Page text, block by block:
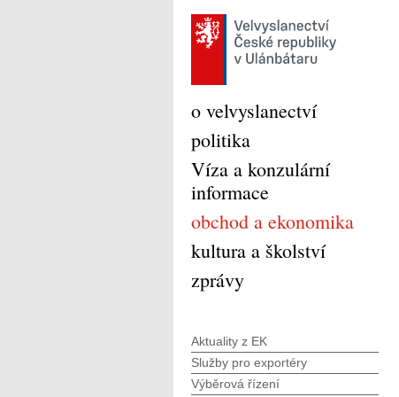
o velvyslanectví
politika
Víza a konzulární
informace
obchod a ekonomika
kultura a školství
zprávy
Aktuality z EK
Služby pro exportéry
Výběrová řízení